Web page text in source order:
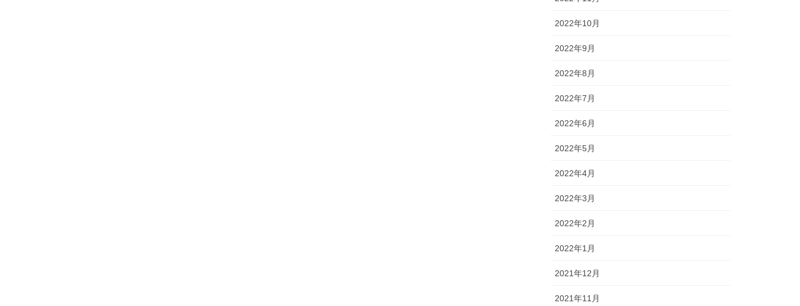
2022年10月
2022年9月
2022年8月
2022年7月
2022年6月
2022年5月
2022年4月
2022年3月
2022年2月
2022年1月
2021年12月
2021年11月